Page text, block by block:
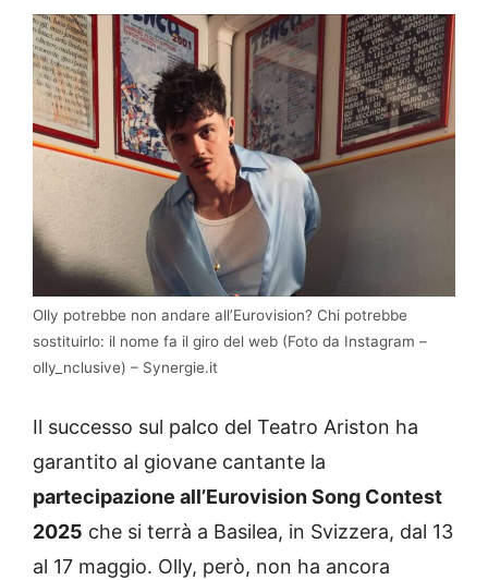
Olly potrebbe non andare all’Eurovision? Chi potrebbe
sostituirlo: il nome fa il giro del web (Foto da Instagram –
olly_nclusive) – Synergie.it
Il successo sul palco del Teatro Ariston ha
garantito al giovane cantante la
partecipazione all’Eurovision Song Contest
2025 che si terrà a Basilea, in Svizzera, dal 13
al 17 maggio. Olly, però, non ha ancora